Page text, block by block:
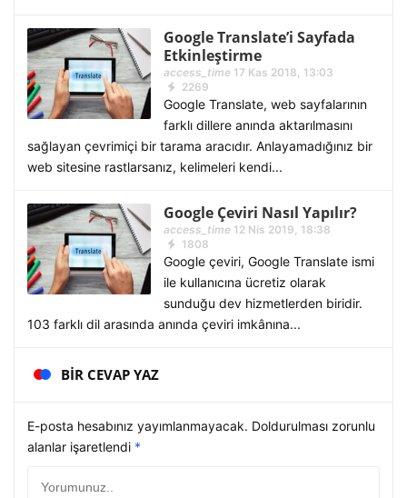
Google Translate’i Sayfada
Etkinleştirme
access_time17 Kas 2018, 13:03
2269
Google Translate, web sayfalarının
farklı dillere anında aktarılmasını
sağlayan çevrimiçi bir tarama aracıdır. Anlayamadığınız bir
web sitesine rastlarsanız, kelimeleri kendi...
Google Çeviri Nasıl Yapılır?
access_time12 Nis 2019, 18:38
1808
Google çeviri, Google Translate ismi
ile kullanıcına ücretiz olarak
sunduğu dev hizmetlerden biridir.
103 farklı dil arasında anında çeviri imkânına...
BIR CEVAP YAZ
E-posta hesabınız yayımlanmayacak. Doldurulması zorunlu
alanlar işaretlendi *